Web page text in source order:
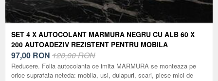
SET 4 X AUTOCOLANT MARMURA NEGRU CU ALB 60 X
200 AUTOADEZIV REZISTENT PENTRU MOBILA
97,00 RON 120,00 RON
Reducere. Folia autocolanta ce imita MARMURA se monteaza pe
orice suprafata neteda: mobila, usi, dulapuri, scari, piese mici de